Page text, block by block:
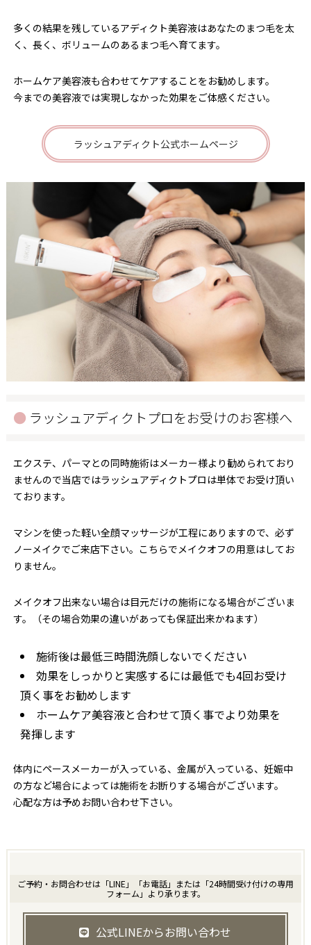
多くの結果を残しているアディクト美容液はあなたのまつ毛を太
く、長く、ボリュームのあるまつ毛へ育てます。
ホームケア美容液も合わせてケアすることをお勧めします。
今までの美容液では実現しなかった効果をご体感ください。
ラッシュアディクト公式ホームページ
ラッシュアディクトプロをお受けのお客様へ
エクステ、パーマとの同時施術はメーカー様より勧められており
ませんので当店ではラッシュアディクトプロは単体でお受け頂い
ております。
マシンを使った軽い全顔マッサージが工程にありますので、必ず
ノーメイクでご来店下さい。こちらでメイクオフの用意はしてお
りません。
メイクオフ出来ない場合は目元だけの施術になる場合がございま
す。（その場合効果の違いがあっても保証出来かねます）
施術後は最低三時間洗顔しないでください
効果をしっかりと実感するには最低でも4回お受け
頂く事をお勧めします
ホームケア美容液と合わせて頂く事でより効果を
発揮します
体内にペースメーカーが入っている、金属が入っている、妊娠中
の方など場合によっては施術をお断りする場合がございます。
心配な方は予めお問い合わせ下さい。
ご予約・お問合わせは「LINE」「お電話」または「24時間受け付けの専用
フォーム」より承ります。
公式LINEからお問い合わせ